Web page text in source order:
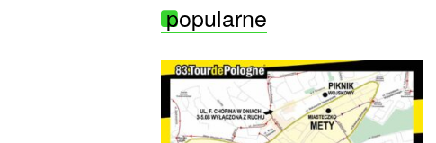
popularne